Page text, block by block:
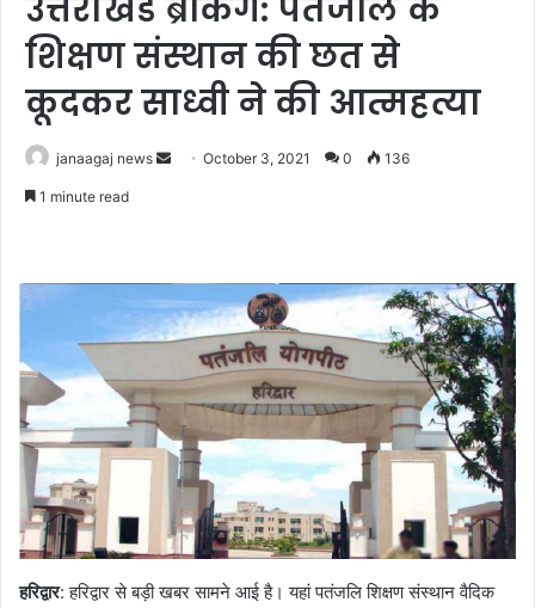
उत्तराखंड ब्रेकिंग: पतंजलि के
शिक्षण संस्थान की छत से
कूदकर साध्वी ने की आत्महत्या
janaagaj news
SendOctober 3, 2021 0 136
1 minute read
हरिद्वार: हरिद्वार से बड़ी खबर सामने आई है। यहां पतंजलि शिक्षण संस्थान वैदिक